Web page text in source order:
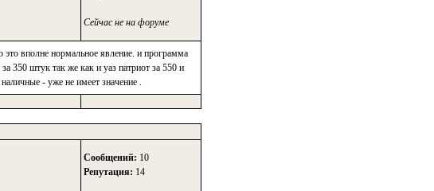
Сейчас не на форуме
вполне нормальное явление. и программа
350 штук так же как и уаз патриот за 550 и
- уже не имеет значение .
Сообщений: 10
Репутация: 14